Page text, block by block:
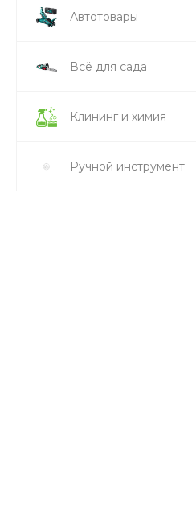
Автотовары
Всё для сада
Клининг и химия
Ручной инструмент